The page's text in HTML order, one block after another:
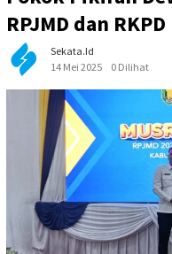
RPJMD dan RKPD
Sekata.id
14 Mei 2025
0 Dilihat